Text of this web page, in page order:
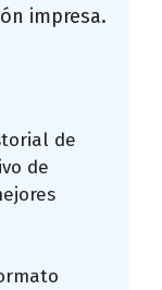
impresa.
de
de